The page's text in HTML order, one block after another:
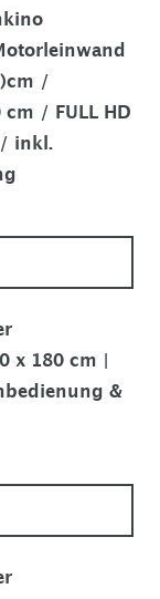
/
cm / FULL HD
inkl.
x 180 cm |
&